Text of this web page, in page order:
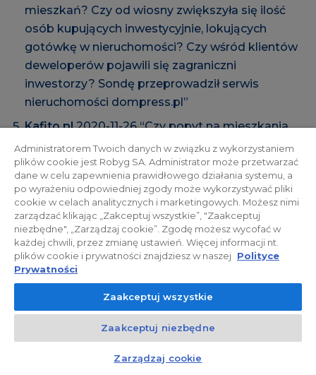
mieszkań? Czy od wiosny zwiększyła się ilość
osób kupujących inwestycyjnie, lokujących
gotówkę w nieruchomości? Czy wśród klientów
deweloperów pojawili się zagraniczni
inwestorzy? Sondę przeprowadził serwis
nieruchomości dompress.pl”
Kafito.pl2020-11-26 “Czy popyt na mieszkania
słabnie”
https://kafito.pl/artykul/czy-popyt-na-
mieszkania-slabnie,143325.html
„Czy po wprowadzeniu nowych ograniczeń
spadło zainteresowanie zakupem nowych
mieszkań? Czy od wiosny zwiększyła się ilość
osób kupujących inwestycyjnie, lokujących
gotówkę w nieruchomości? Czy wśród klientów
deweloperów pojawili się zagraniczni
inwestorzy? Sondę przeprowadził serwis
nieruchomości dompress.pl”
2020-11-26 “Czy popyt na
Administratorem Twoich danych w związku z wykorzystaniem
plików cookie jest Robyg SA. Administrator może przetwarzać
dane w celu zapewnienia prawidłowego działania systemu, a
po wyrażeniu odpowiedniej zgody może wykorzystywać pliki
cookie w celach analitycznych i marketingowych. Możesz nimi
zarządzać klikając „Zakceptuj wszystkie”, "Zaakceptuj
niezbędne", „Zarządzaj cookie”. Zgodę możesz wycofać w
każdej chwili, przez zmianę ustawień. Więcej informacji nt.
plików cookie i prywatności znajdziesz w naszej Polityce
Prywatności
Zaakceptuj wszystkie
Zaakceptuj niezbędne
Zarządzaj cookie